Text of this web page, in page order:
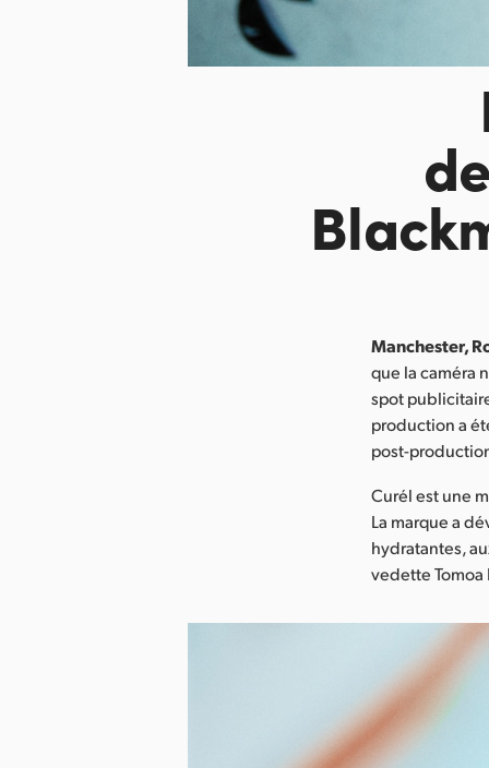
Manchester,
que la caméra
spot
production a
post-
Curél est une
La marque a
hydratantes,
vedette Tomoa